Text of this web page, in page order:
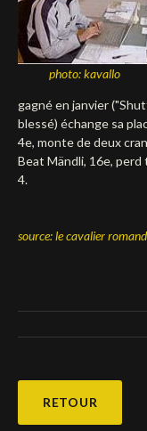
Résultats
Vidéos
Contacts médias
Partenaires officiels
Social Newsroom
Français
English
Deutsch
photo: kavallo
gagné en janvier
blessé) échange sa
4e, monte de deux
Beat Mändli, 16e,
4.
source: le cavalier romand
RETOUR